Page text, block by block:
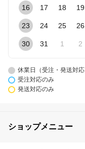
16 17 18 19
23 24 25 26
30 31 1 2
休業日（受注・発送対応
受注対応のみ
発送対応のみ
ショップメニュー